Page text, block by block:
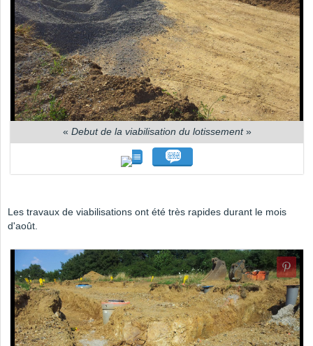
« Debut de la viabilisation du lotissement»
Les travaux de viabilisations ont été très rapides durant le mois
d'août.